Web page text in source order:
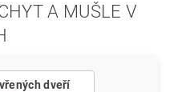
A MUŠLE V
dveří